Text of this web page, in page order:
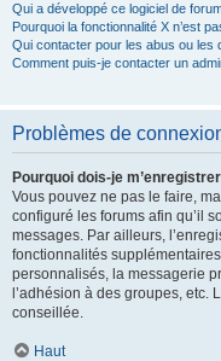
Qui a développé ce logiciel de
Pourquoi la fonctionnalité X n’est
Qui contacter pour les abus ou les
Comment puis-je contacter un
Problèmes de
Pourquoi dois-je
Vous pouvez ne pas le faire,
configuré les forums afin qu’il
messages. Par ailleurs,
fonctionnalités
personnalisés, la messagerie
l’adhésion à des groupes, etc.
conseillée.
Haut